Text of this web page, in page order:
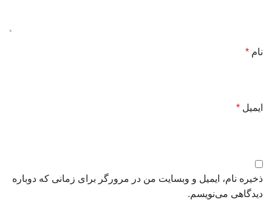
نام *
ایمیل *
ذخیره نام، ایمیل و وبسایت من در مرورگر برای زمانی که دوباره
دیدگاهی می‌نویسم.